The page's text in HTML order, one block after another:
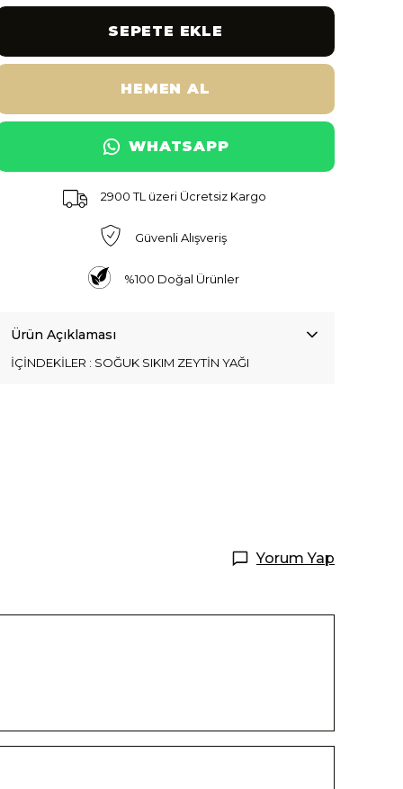
SEPETE EKLE
HEMEN AL
WHATSAPP
2900 TL üzeri Ücretsiz Kargo
Güvenli Alışveriş
%100 Doğal Ürünler
Ürün Açıklaması
İÇİNDEKİLER : SOĞUK SIKIM ZEYTİN YAĞI
Yorum Yap